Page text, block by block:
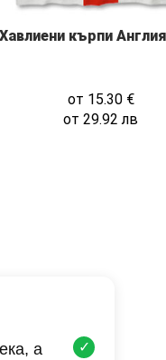
Хавлиени кърпи
от 15.30 €
от29.92лв
а
✓